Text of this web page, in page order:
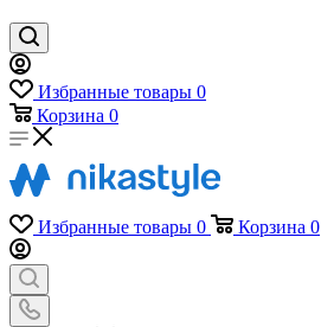
Избранные товары 0
Корзина 0
Избранные товары 0 Корзина 0